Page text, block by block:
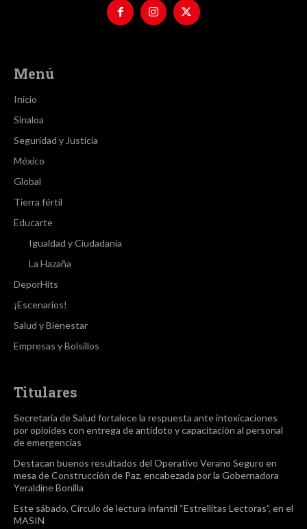
Menú
Inicio
Sinaloa
Seguridad y Justicia
México
Global
Tierra fértil
Educarte
Igualdad y Ciudadanía
La Hazaña
DeporHits
¡Escenarios!
Salud y Bienestar
Empresas y Bolsillos
Titulares
Secretaría de Salud fortalece la respuesta ante intoxicaciones
por opioides con entrega de antídoto y capacitación al personal
de emergencias
Destacan buenos resultados del Operativo Verano Seguro en
mesa de Construcción de Paz, encabezada por la Gobernadora
Yeraldine Bonilla
Este sábado, Círculo de lectura infantil “Estrellitas Lectoras”, en el
MASIN